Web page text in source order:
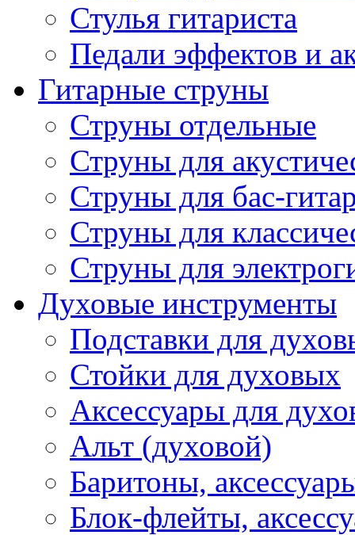
Стулья гитариста
Педали эффектов и
Гитарные струны
Струны отдельные
Струны для
Струны для бас-
Струны для
Струны для
Духовые инструменты
Подставки для
Стойки для духовых
Аксессуары для
Альт (духовой)
Баритоны,
Блок-флейты,